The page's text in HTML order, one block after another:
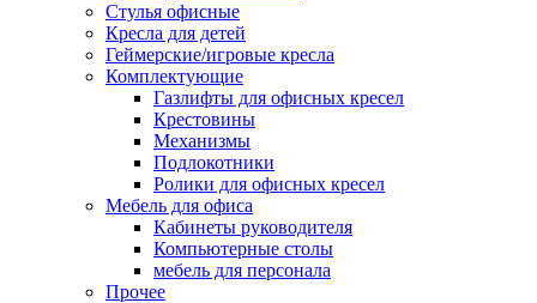
Стулья офисные
Кресла для детей
Геймерские/игровые кресла
Комплектующие
Газлифты для офисных кресел
Крестовины
Механизмы
Подлокотники
Ролики для офисных кресел
Мебель для офиса
Кабинеты руководителя
Компьютерные столы
мебель для персонала
Прочее